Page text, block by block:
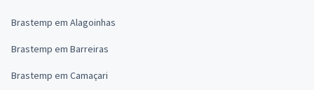
Brastemp em Alagoinhas
Brastemp em Barreiras
Brastemp em Camaçari